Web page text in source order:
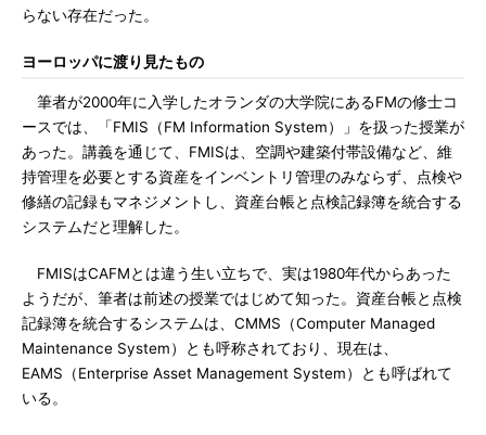
らない存在だった。
ヨーロッパに渡り見たもの
筆者が2000年に入学したオランダの大学院にあるFMの修士コ
ースでは、「FMIS（FM Information System）」を扱った授業が
あった。講義を通じて、FMISは、空調や建築付帯設備など、維
持管理を必要とする資産をインベントリ管理のみならず、点検や
修繕の記録もマネジメントし、資産台帳と点検記録簿を統合する
システムだと理解した。
FMISはCAFMとは違う生い立ちで、実は1980年代からあった
ようだが、筆者は前述の授業ではじめて知った。資産台帳と点検
記録簿を統合するシステムは、CMMS（Computer Managed
Maintenance System）とも呼称されており、現在は、
EAMS（Enterprise Asset Management System）とも呼ばれて
いる。